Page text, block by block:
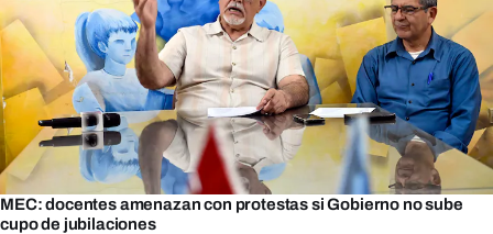
MEC: docentes amenazan con protestas si Gobierno no sube
cupo de jubilaciones